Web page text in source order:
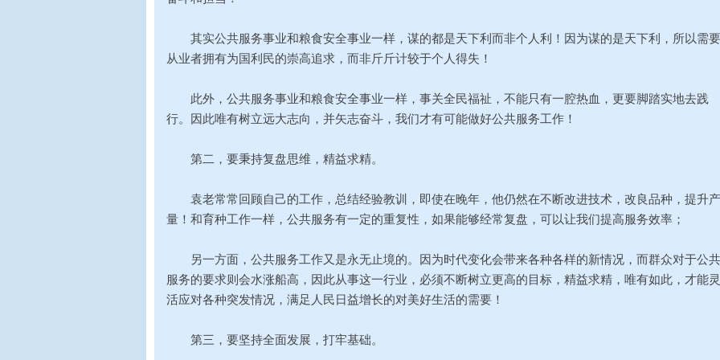
其实公共服务事业和粮食安全事业一样，谋的都是天下利而非个人利！因为谋的是天下利，所以需要
从业者拥有为国利民的崇高追求，而非斤斤计较于个人得失！
此外，公共服务事业和粮食安全事业一样，事关全民福祉，不能只有一腔热血，更要脚踏实地去践
行。因此唯有树立远大志向，并矢志奋斗，我们才有可能做好公共服务工作！
第二，要秉持复盘思维，精益求精。
袁老常常回顾自己的工作，总结经验教训，即使在晚年，他仍然在不断改进技术，改良品种，提升产
量！和育种工作一样，公共服务有一定的重复性，如果能够经常复盘，可以让我们提高服务效率；
另一方面，公共服务工作又是永无止境的。因为时代变化会带来各种各样的新情况，而群众对于公共
服务的要求则会水涨船高，因此从事这一行业，必须不断树立更高的目标，精益求精，唯有如此，才能灵
活应对各种突发情况，满足人民日益增长的对美好生活的需要！
第三，要坚持全面发展，打牢基础。